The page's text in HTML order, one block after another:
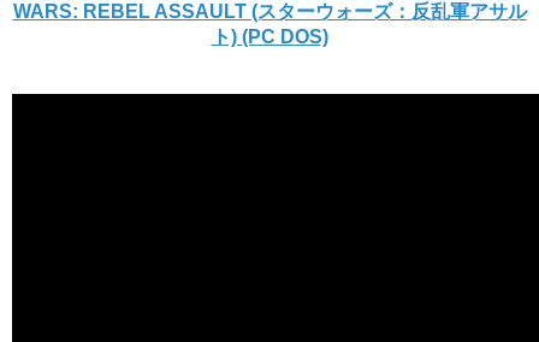
WARS: REBEL ASSAULT (スターウォーズ：反乱軍アサル
ト) (PC DOS)